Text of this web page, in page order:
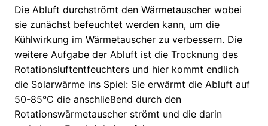
Die Abluft durchströmt den Wärmetauscher wobei
sie zunächst befeuchtet werden kann, um die
Kühlwirkung im Wärmetauscher zu verbessern. Die
weitere Aufgabe der Abluft ist die Trocknung des
Rotationsluftentfeuchters und hier kommt endlich
die Solarwärme ins Spiel: Sie erwärmt die Abluft auf
50-85°C die anschließend durch den
Rotationswärmetauscher strömt und die darin